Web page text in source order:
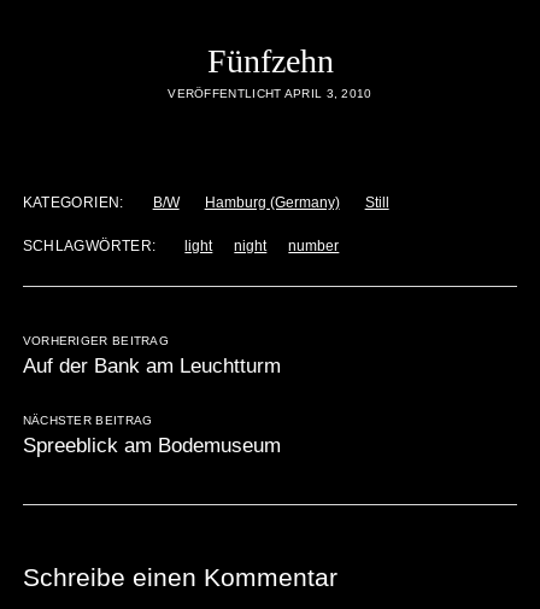
Fünfzehn
VERÖFFENTLICHT APRIL 3, 2010
KATEGORIEN: B/W Hamburg (Germany) Still
SCHLAGWÖRTER: light night number
VORHERIGER BEITRAG
Auf der Bank am Leuchtturm
NÄCHSTER BEITRAG
Spreeblick am Bodemuseum
Schreibe einen Kommentar